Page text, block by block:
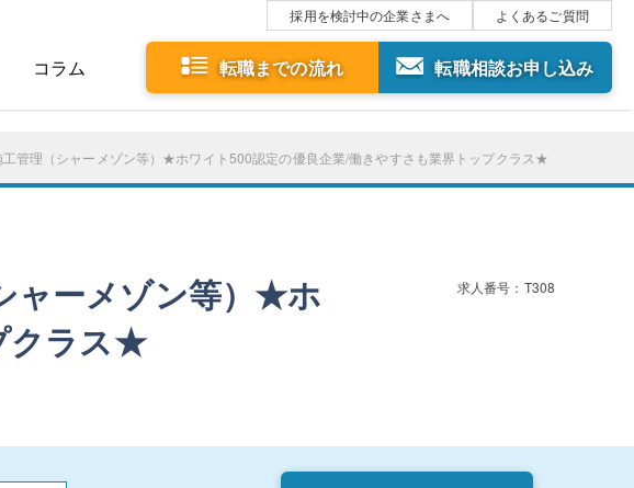
コラム
採用を検討中の企業さまへ よくあるご質問
転職までの流れ 転職相談お申し込み
工管理（シャーメゾン等）★ホワイト500認定の優良企業/働きやすさも業界トップクラス★
ャーメゾン等）★ホ
クラス★
求人番号：T308